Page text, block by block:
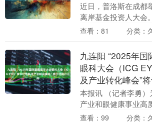
近日，普洛斯在成都
离岸基金投资人大会
示，物流仓储市场出
显现。 “随....
查看：81 分类：
九连阳 “2025年国
眼科大会（ICG
及产业转化峰会”
本报讯 （记者李勇
产业和眼健康事业高
与基因治疗（CGT）
查看：99 分类：